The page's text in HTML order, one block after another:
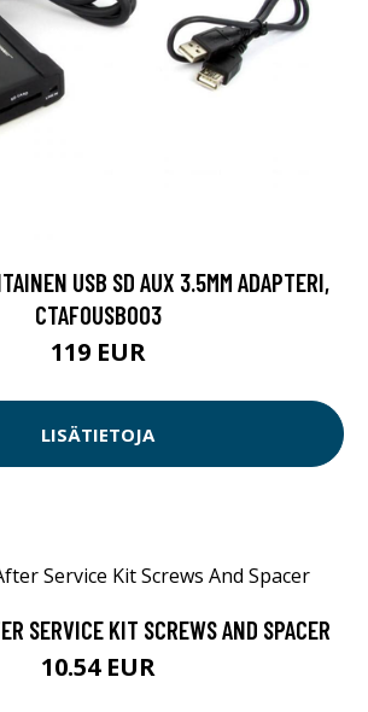
USB SD AUX 3.5MM ADAPTERI,
CTAFOUSB003
119 EUR
LISÄTIETOJA
SERVICE KIT SCREWS AND SPACER
10.54 EUR